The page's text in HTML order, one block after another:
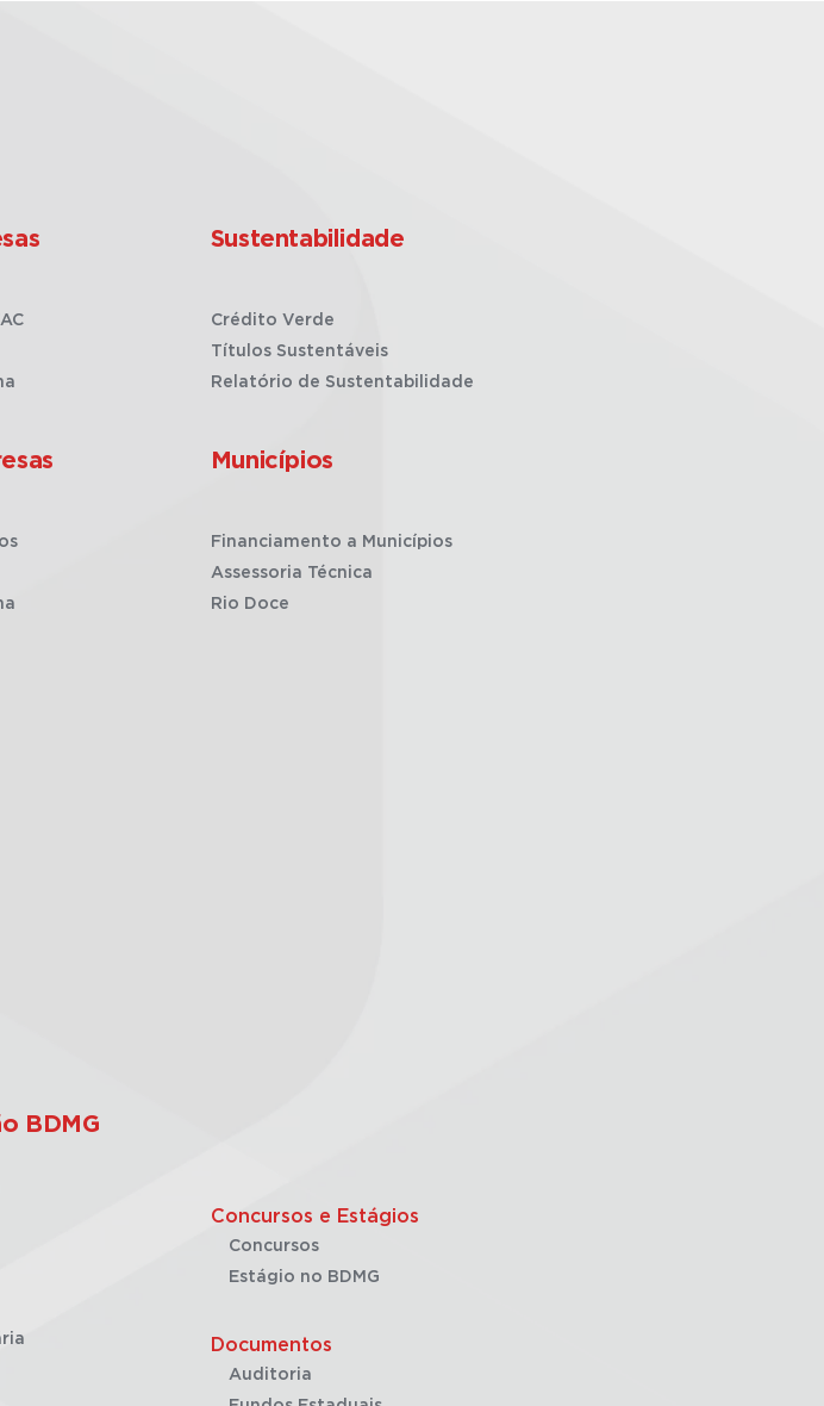
Sustentabilidade
Crédito Verde
Títulos Sustentáveis
Relatório de Sustentabilidade
Municípios
Financiamento a Municípios
Assessoria Técnica
Rio Doce
BDMG
Concursos e Estágios
Concursos
Estágio no BDMG
Documentos
Auditoria